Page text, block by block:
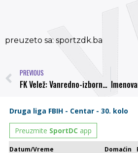
preuzeto sa: sportzdk.ba
PREVIOUS
FK Velež: Vanredno-izborna Skupština u ponedjeljak